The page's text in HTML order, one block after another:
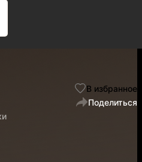
Storm для
В избранное
Поделиться